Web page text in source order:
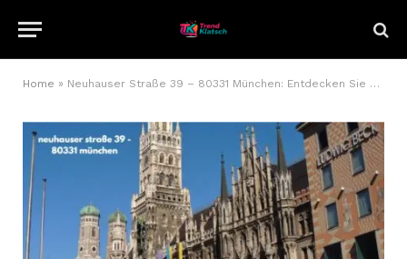
Home » Neuhauser Straße 39 – 80331 München: Entdecken Sie das Herz von Münchens Postleitzahl und Umgebung.